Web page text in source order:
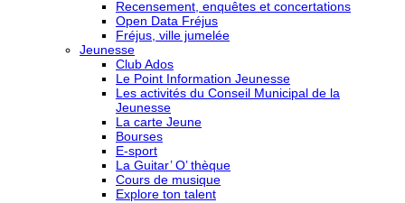
Recensement, enquêtes et concertations
Open Data Fréjus
Fréjus, ville jumelée
Jeunesse
Club Ados
Le Point Information Jeunesse
Les activités du Conseil Municipal de la
Jeunesse
La carte Jeune
Bourses
E-sport
La Guitar’ O’ thèque
Cours de musique
Explore ton talent